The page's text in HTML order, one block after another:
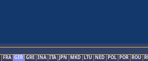
FRA GER GRE INA ITA JPN MKD LTU NED POL POR ROU